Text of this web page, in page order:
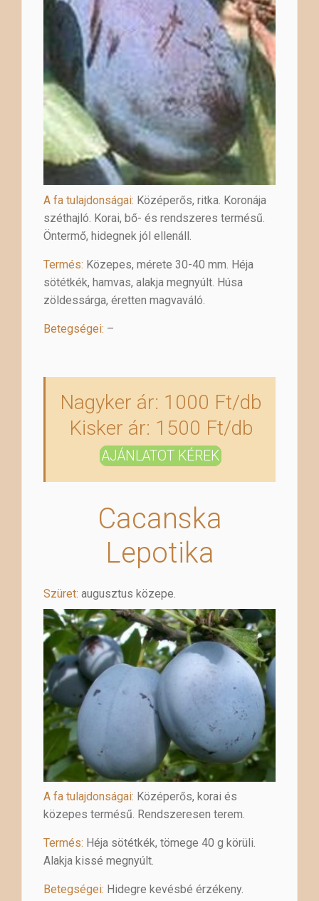
A fa tulajdonságai: Középerős, ritka. Koronája
széthajló. Korai, bő- és rendszeres termésű.
Öntermő, hidegnek jól ellenáll.
Termés: Közepes, mérete 30-40 mm. Héja
sötétkék, hamvas, alakja megnyúlt. Húsa
zöldessárga, éretten magvaváló.
Betegségei: –
Nagyker ár: 1000 Ft/db
Kisker ár: 1500 Ft/db
AJÁNLATOT KÉREK
Cacanska
Lepotika
Szüret: augusztus közepe.
A fa tulajdonságai: Középerős, korai és
közepes termésű. Rendszeresen terem.
Termés: Héja sötétkék, tömege 40 g körüli.
Alakja kissé megnyúlt.
Betegségei: Hidegre kevésbé érzékeny.